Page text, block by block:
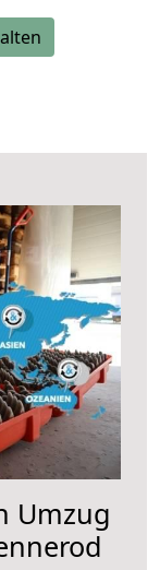
Umzug